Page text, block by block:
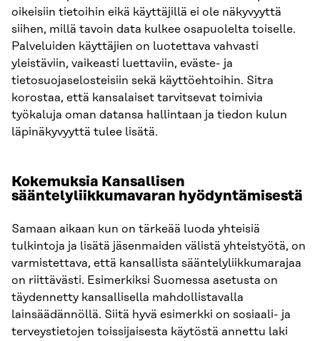
oikeisiin tietoihin eikä käyttäjillä ei ole näkyvyyttä
siihen, millä tavoin data kulkee osapuolelta toiselle.
Palveluiden käyttäjien on luotettava vahvasti
yleistäviin, vaikeasti luettaviin, eväste- ja
tietosuojaselosteisiin sekä käyttöehtoihin. Sitra
korostaa, että kansalaiset tarvitsevat toimivia
työkaluja oman datansa hallintaan ja tiedon kulun
läpinäkyvyyttä tulee lisätä.
Kokemuksia Kansallisen
sääntelyliikkumavaran hyödyntämisestä
Samaan aikaan kun on tärkeää luoda yhteisiä
tulkintoja ja lisätä jäsenmaiden välistä yhteistyötä, on
varmistettava, että kansallista sääntelyliikkumarajaa
on riittävästi. Esimerkiksi Suomessa asetusta on
täydennetty kansallisella mahdollistavalla
lainsäädännöllä. Siitä hyvä esimerkki on sosiaali- ja
terveystietojen toissijaisesta käytöstä annettu laki